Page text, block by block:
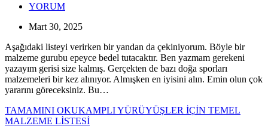
YORUM
Mart 30, 2025
Aşağıdaki listeyi verirken bir yandan da çekiniyorum. Böyle bir
malzeme gurubu epeyce bedel tutacaktır. Ben yazmam gerekeni
yazayım gerisi size kalmış. Gerçekten de bazı doğa sporları
malzemeleri bir kez alınıyor. Almışken en iyisini alın. Emin olun çok
yararını göreceksiniz. Bu…
TAMAMINI OKUKAMPLI YÜRÜYÜŞLER İÇİN TEMEL
MALZEME LİSTESİ